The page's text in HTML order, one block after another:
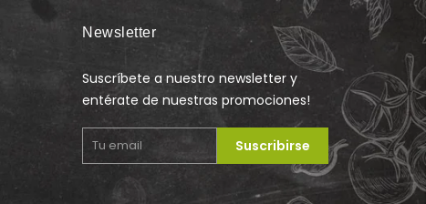
Newsletter
Suscríbete a nuestro newsletter y
entérate de nuestras promociones!
Suscribirse